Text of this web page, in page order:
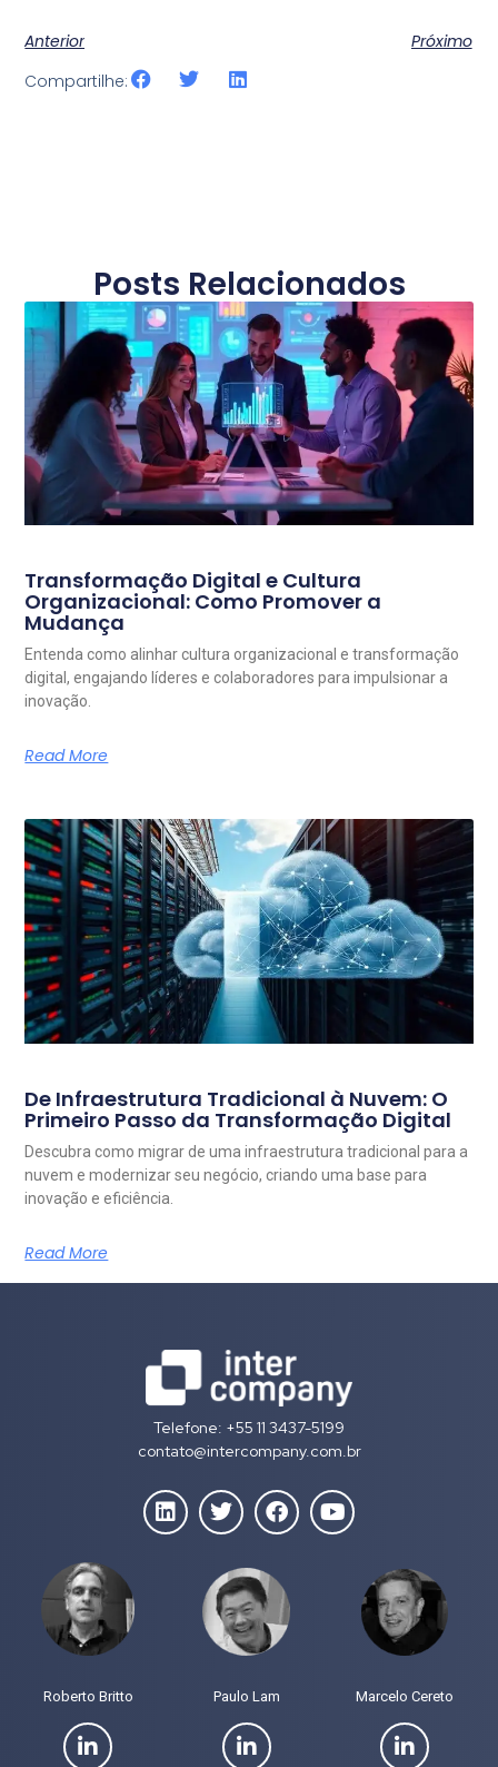
Anterior
Próximo
Compartilhe:
Posts Relacionados
Transformação Digital e Cultura
Organizacional: Como Promover a
Mudança
Entenda como alinhar cultura organizacional e transformação
digital, engajando líderes e colaboradores para impulsionar a
inovação.
Read More
De Infraestrutura Tradicional à Nuvem: O
Primeiro Passo da Transformação Digital
Descubra como migrar de uma infraestrutura tradicional para a
nuvem e modernizar seu negócio, criando uma base para
inovação e eficiência.
Read More
Telefone: +55 11 3437-5199
contato@intercompany.com.br
Roberto Britto Paulo Lam Marcelo Cereto